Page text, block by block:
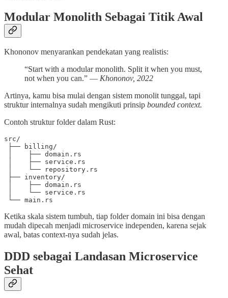
Modular Monolith Sebagai Titik Awal
Khononov menyarankan pendekatan yang realistis:
“Start with a modular monolith. Split it when you must,
not when you can.” — Khononov, 2022
Artinya, kamu bisa mulai dengan sistem monolit tunggal, tapi
struktur internalnya sudah mengikuti prinsip bounded context.
Contoh struktur folder dalam Rust:
src/
├── billing/
│    ├── domain.rs
│    ├── service.rs
│    └── repository.rs
├── inventory/
│    ├── domain.rs
│    └── service.rs
└── main.rs
Ketika skala sistem tumbuh, tiap folder domain ini bisa dengan
mudah dipecah menjadi microservice independen, karena sejak
awal, batas context-nya sudah jelas.
DDD sebagai Landasan Microservice
Sehat